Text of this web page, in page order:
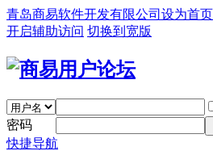
青岛商易软件开发有限公司 设为首页
开启辅助访问 切换到宽版
密码
快捷导航